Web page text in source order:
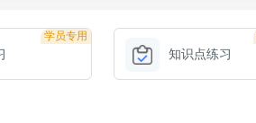
学员专用
知识点练习